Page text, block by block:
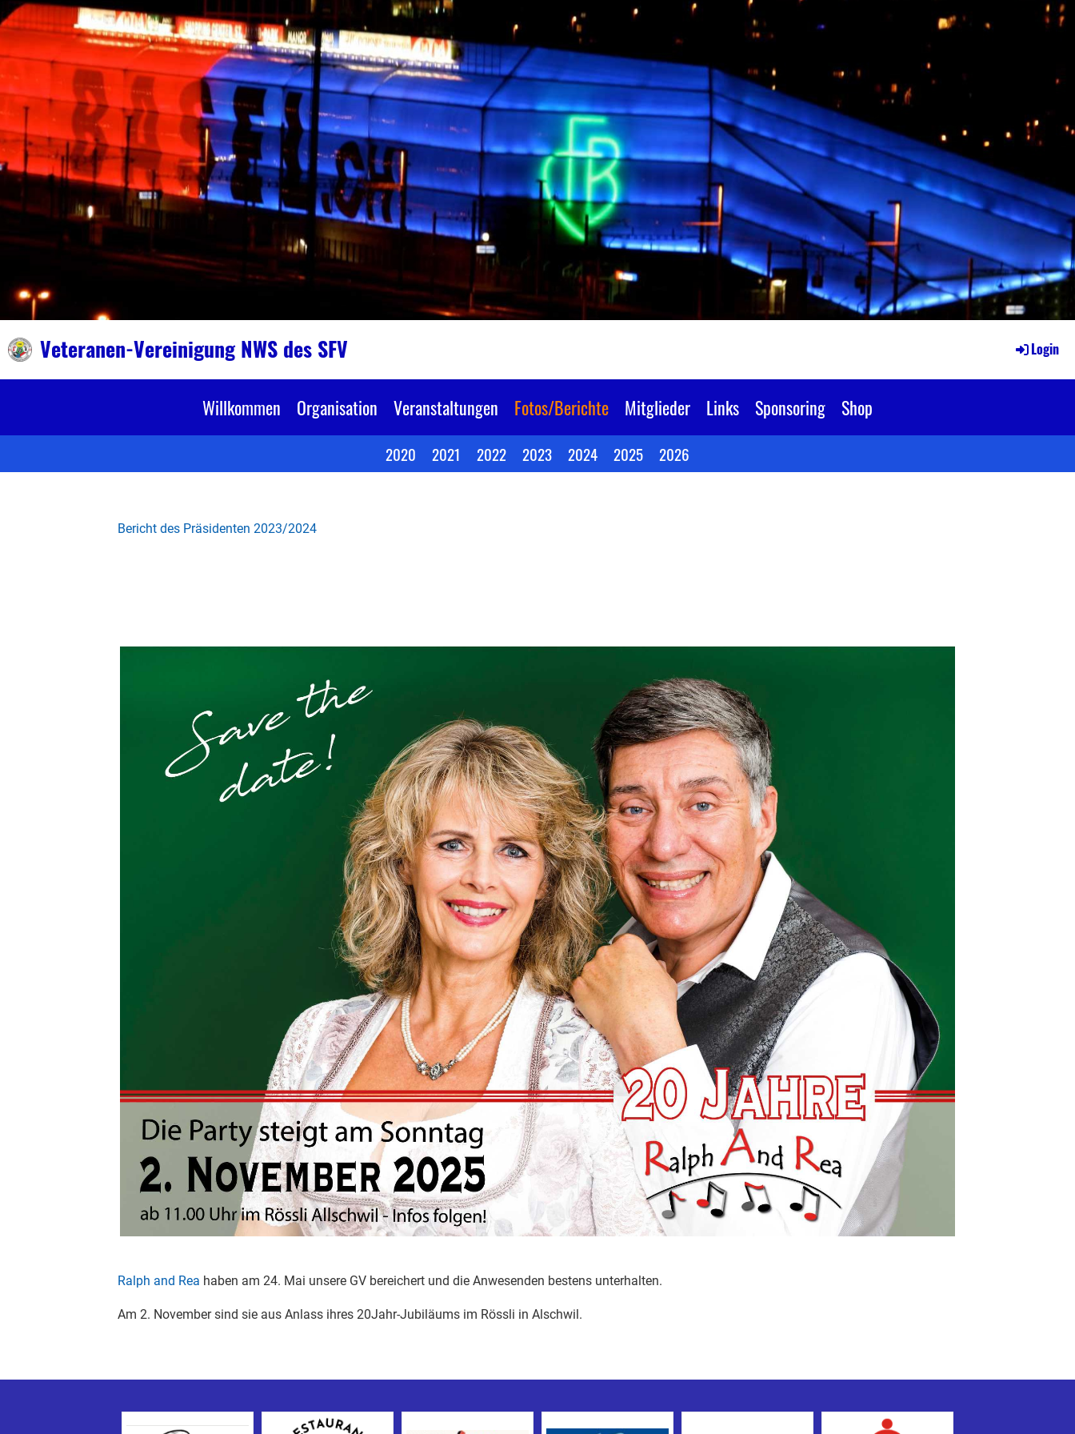
Veteranen-Vereinigung NWS des SFV Login
Willkommen Organisation Veranstaltungen Fotos/Berichte Mitglieder Links Sponsoring Shop
2020 2021 2022 2023 2024 2025 2026
Bericht des Präsidenten 2023/2024
Ralph and Rea haben am 24. Mai unsere GV bereichert und die Anwesenden bestens unterhalten.
Am 2. November sind sie aus Anlass ihres 20Jahr-Jubiläums im Rössli in Alschwil.